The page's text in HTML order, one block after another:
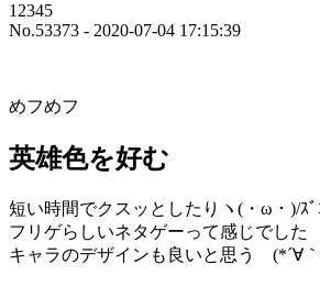
12345
No.53373 - 2020-07-04 17:15:39
めフめフ
英雄色を好む
短い時間でクスッとしたりヽ(・ω・)/ｽﾞ
フリゲらしいネタゲーって感じでした
キャラのデザインも良いと思う (*´∀